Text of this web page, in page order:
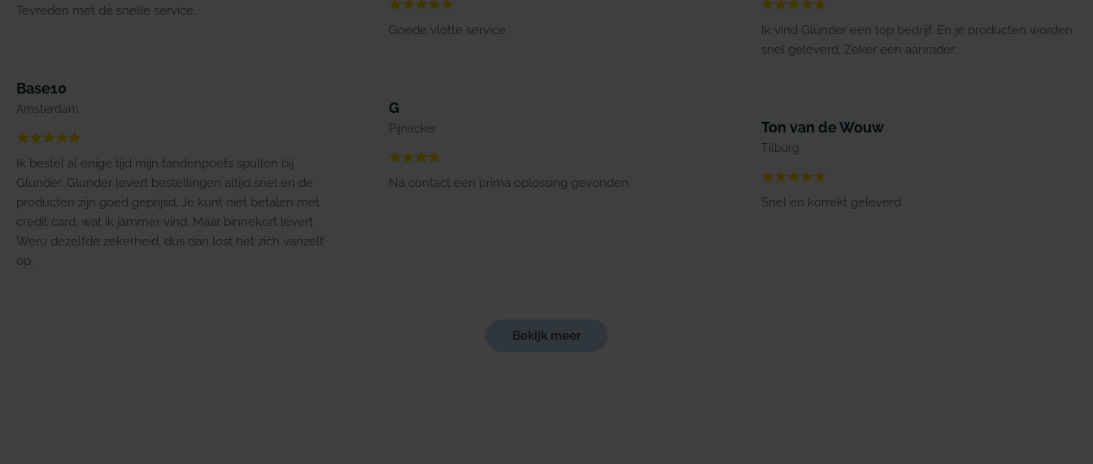
Tevreden met de snelle service.
Goede vlotte service
Ik vind Glunder een top bedrijf. En je producten worden
snel geleverd. Zeker een aanrader.
Base10
Amsterdam
Ik bestel al enige tijd mijn tandenpoets spullen bij
Glunder. Glunder levert bestellingen altijd snel en de
producten zijn goed geprijsd. Je kunt niet betalen met
credit card, wat ik jammer vind. Maar binnekort levert
Weru dezelfde zekerheid, dus dan lost het zich vanzelf
op.
G
Pijnacker
Na contact een prima oplossing gevonden.
Ton van de Wouw
Tilburg
Snel en korrekt geleverd
Bekijk meer